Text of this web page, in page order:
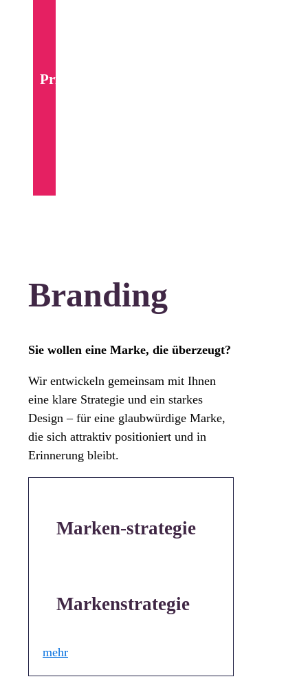
Print
Branding
Sie wollen eine Marke, die überzeugt?
Wir entwickeln gemeinsam mit Ihnen
eine klare Strategie und ein starkes
Design – für eine glaubwürdige Marke,
die sich attraktiv positioniert und in
Erinnerung bleibt.
Marken-strategie
Markenstrategie
mehr